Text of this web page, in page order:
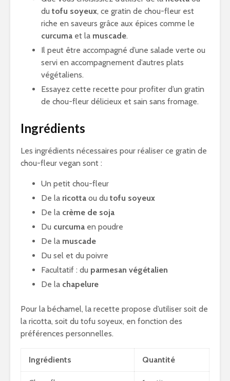
du tofu soyeux, ce gratin de chou-fleur est
riche en saveurs grâce aux épices comme le
curcuma et la muscade.
Il peut être accompagné d’une salade verte ou
servi en accompagnement d’autres plats
végétaliens.
Essayez cette recette pour profiter d’un gratin
de chou-fleur délicieux et sain sans fromage.
Ingrédients
Les ingrédients nécessaires pour réaliser ce gratin de
chou-fleur vegan sont :
Un petit chou-fleur
De la ricotta ou du tofu soyeux
De la crème de soja
Du curcuma en poudre
De la muscade
Du sel et du poivre
Facultatif : du parmesan végétalien
De la chapelure
Pour la béchamel, la recette propose d’utiliser soit de
la ricotta, soit du tofu soyeux, en fonction des
préférences personnelles.
Ingrédients Quantité